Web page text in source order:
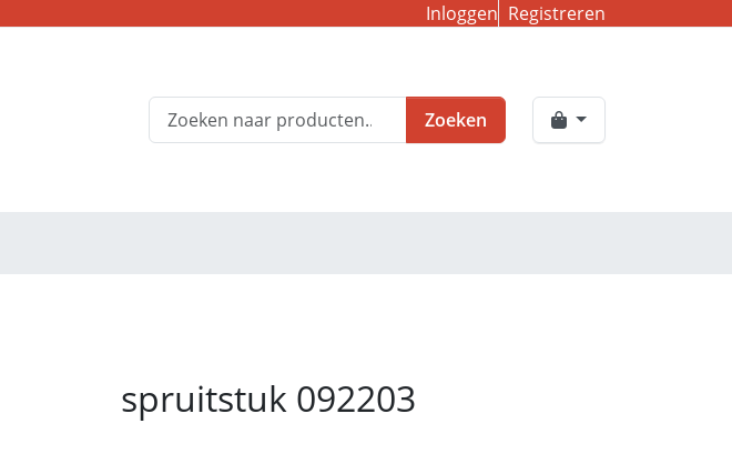
Inloggen Registreren
Zoeken
spruitstuk 092203